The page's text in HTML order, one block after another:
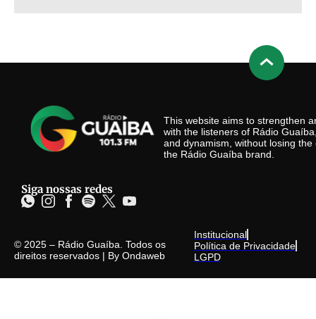
This website aims to strengthen
with the listeners of Rádio
and dynamism, without losing
the Rádio Guaíba brand.
Siga nossas redes
© 2025 – Rádio Guaíba. Todos os
direitos reservados | By Ondaweb
Institucional
Política de Privacidade
LGPD